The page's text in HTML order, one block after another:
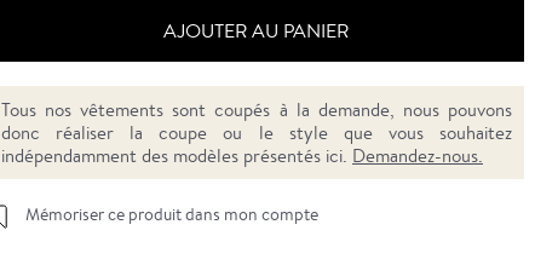
AJOUTER AU PANIER
Tous nos vêtements sont coupés à la demande, nous pouvons
donc réaliser la coupe ou le style que vous souhaitez
indépendamment des modèles présentés ici. Demandez-nous.
Mémoriser ce produit dans mon compte